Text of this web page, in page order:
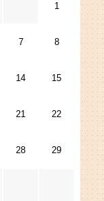
1
7 8
14 15
21 22
28 29